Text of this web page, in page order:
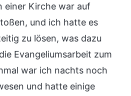
einer Kirche war auf
und ich hatte es
zu lösen, was dazu
Evangeliumsarbeit zum
war ich nachts noch
und hatte einige